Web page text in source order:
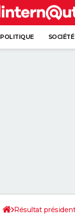
POLITIQUE SOCIÉTÉ
Résultat